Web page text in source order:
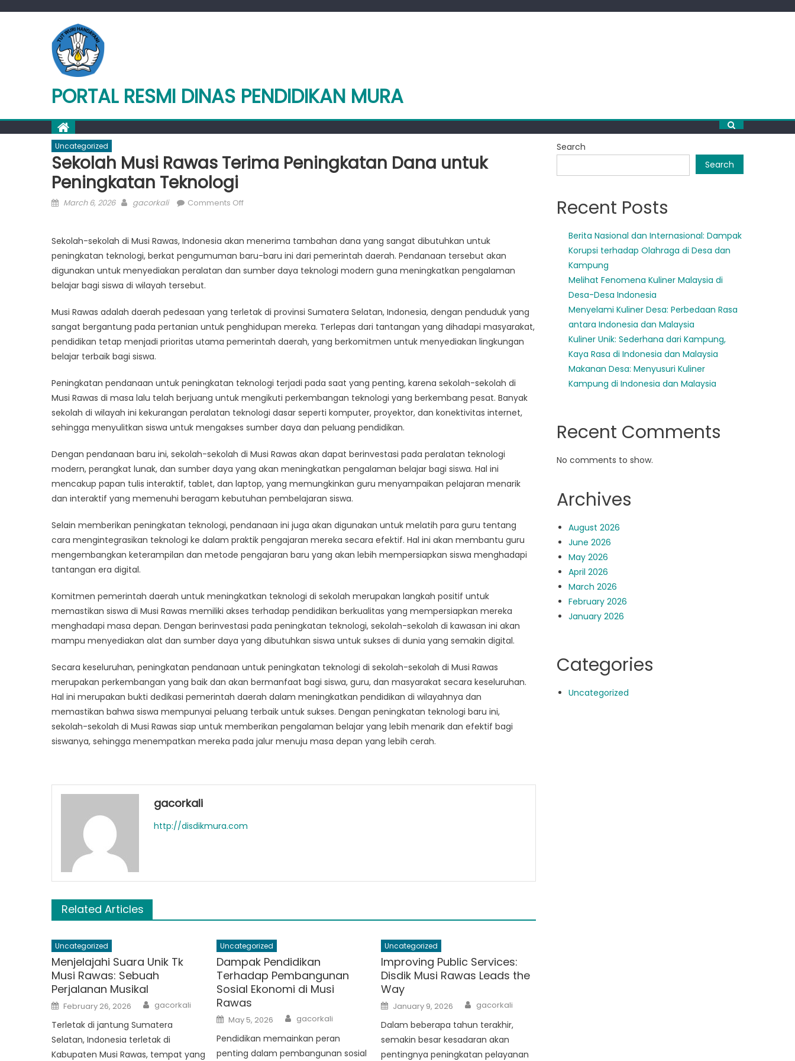
PORTAL RESMI DINAS PENDIDIKAN MURA
Uncategorized
Sekolah Musi Rawas Terima Peningkatan Dana untuk
Peningkatan Teknologi
Posted
March 6, 2026 Author
gacorkali Comments Offon
Rawas
Terima
Peningkatan
Peningkatan
Teknologi
Sekolah-sekolah di Musi Rawas, Indonesia akan menerima tambahan dana yang sangat dibutuhkan untuk
peningkatan teknologi, berkat pengumuman baru-baru ini dari pemerintah daerah. Pendanaan tersebut akan
digunakan untuk menyediakan peralatan dan sumber daya teknologi modern guna meningkatkan pengalaman
belajar bagi siswa di wilayah tersebut.
Musi Rawas adalah daerah pedesaan yang terletak di provinsi Sumatera Selatan, Indonesia, dengan penduduk yang
sangat bergantung pada pertanian untuk penghidupan mereka. Terlepas dari tantangan yang dihadapi masyarakat,
pendidikan tetap menjadi prioritas utama pemerintah daerah, yang berkomitmen untuk menyediakan lingkungan
belajar terbaik bagi siswa.
Peningkatan pendanaan untuk peningkatan teknologi terjadi pada saat yang penting, karena sekolah-sekolah di
Musi Rawas di masa lalu telah berjuang untuk mengikuti perkembangan teknologi yang berkembang pesat. Banyak
sekolah di wilayah ini kekurangan peralatan teknologi dasar seperti komputer, proyektor, dan konektivitas internet,
sehingga menyulitkan siswa untuk mengakses sumber daya dan peluang pendidikan.
Dengan pendanaan baru ini, sekolah-sekolah di Musi Rawas akan dapat berinvestasi pada peralatan teknologi
modern, perangkat lunak, dan sumber daya yang akan meningkatkan pengalaman belajar bagi siswa. Hal ini
mencakup papan tulis interaktif, tablet, dan laptop, yang memungkinkan guru menyampaikan pelajaran menarik
dan interaktif yang memenuhi beragam kebutuhan pembelajaran siswa.
Selain memberikan peningkatan teknologi, pendanaan ini juga akan digunakan untuk melatih para guru tentang
cara mengintegrasikan teknologi ke dalam praktik pengajaran mereka secara efektif. Hal ini akan membantu guru
mengembangkan keterampilan dan metode pengajaran baru yang akan lebih mempersiapkan siswa menghadapi
tantangan era digital.
Komitmen pemerintah daerah untuk meningkatkan teknologi di sekolah merupakan langkah positif untuk
memastikan siswa di Musi Rawas memiliki akses terhadap pendidikan berkualitas yang mempersiapkan mereka
menghadapi masa depan. Dengan berinvestasi pada peningkatan teknologi, sekolah-sekolah di kawasan ini akan
mampu menyediakan alat dan sumber daya yang dibutuhkan siswa untuk sukses di dunia yang semakin digital.
Secara keseluruhan, peningkatan pendanaan untuk peningkatan teknologi di sekolah-sekolah di Musi Rawas
merupakan perkembangan yang baik dan akan bermanfaat bagi siswa, guru, dan masyarakat secara keseluruhan.
Hal ini merupakan bukti dedikasi pemerintah daerah dalam meningkatkan pendidikan di wilayahnya dan
memastikan bahwa siswa mempunyai peluang terbaik untuk sukses. Dengan peningkatan teknologi baru ini,
sekolah-sekolah di Musi Rawas siap untuk memberikan pengalaman belajar yang lebih menarik dan efektif bagi
siswanya, sehingga menempatkan mereka pada jalur menuju masa depan yang lebih cerah.
gacorkali
http://disdikmura.com
Related Articles
Uncategorized
Menjelajahi Suara Unik Tk
Musi Rawas: Sebuah
Perjalanan Musikal
Posted
on
February 26, 2026 Author
gacorkali
Terletak di jantung Sumatera
Selatan, Indonesia terletak di
Kabupaten Musi Rawas, tempat yang
Uncategorized
Dampak Pendidikan
Terhadap Pembangunan
Sosial Ekonomi di Musi
Rawas
Posted
on
May 5, 2026 Author
gacorkali
Pendidikan memainkan peran
penting dalam pembangunan sosial
Uncategorized
Improving Public Services:
Disdik Musi Rawas Leads the
Way
Posted
on
January 9, 2026 Author
gacorkali
Dalam beberapa tahun terakhir,
semakin besar kesadaran akan
pentingnya peningkatan pelayanan
Search
Search
Recent Posts
Berita Nasional dan Internasional: Dampak
Korupsi terhadap Olahraga di Desa dan
Kampung
Melihat Fenomena Kuliner Malaysia di
Desa-Desa Indonesia
Menyelami Kuliner Desa: Perbedaan Rasa
antara Indonesia dan Malaysia
Kuliner Unik: Sederhana dari Kampung,
Kaya Rasa di Indonesia dan Malaysia
Makanan Desa: Menyusuri Kuliner
Kampung di Indonesia dan Malaysia
Recent Comments
No comments to show.
Archives
August 2026
June 2026
May 2026
April 2026
March 2026
February 2026
January 2026
Categories
Uncategorized